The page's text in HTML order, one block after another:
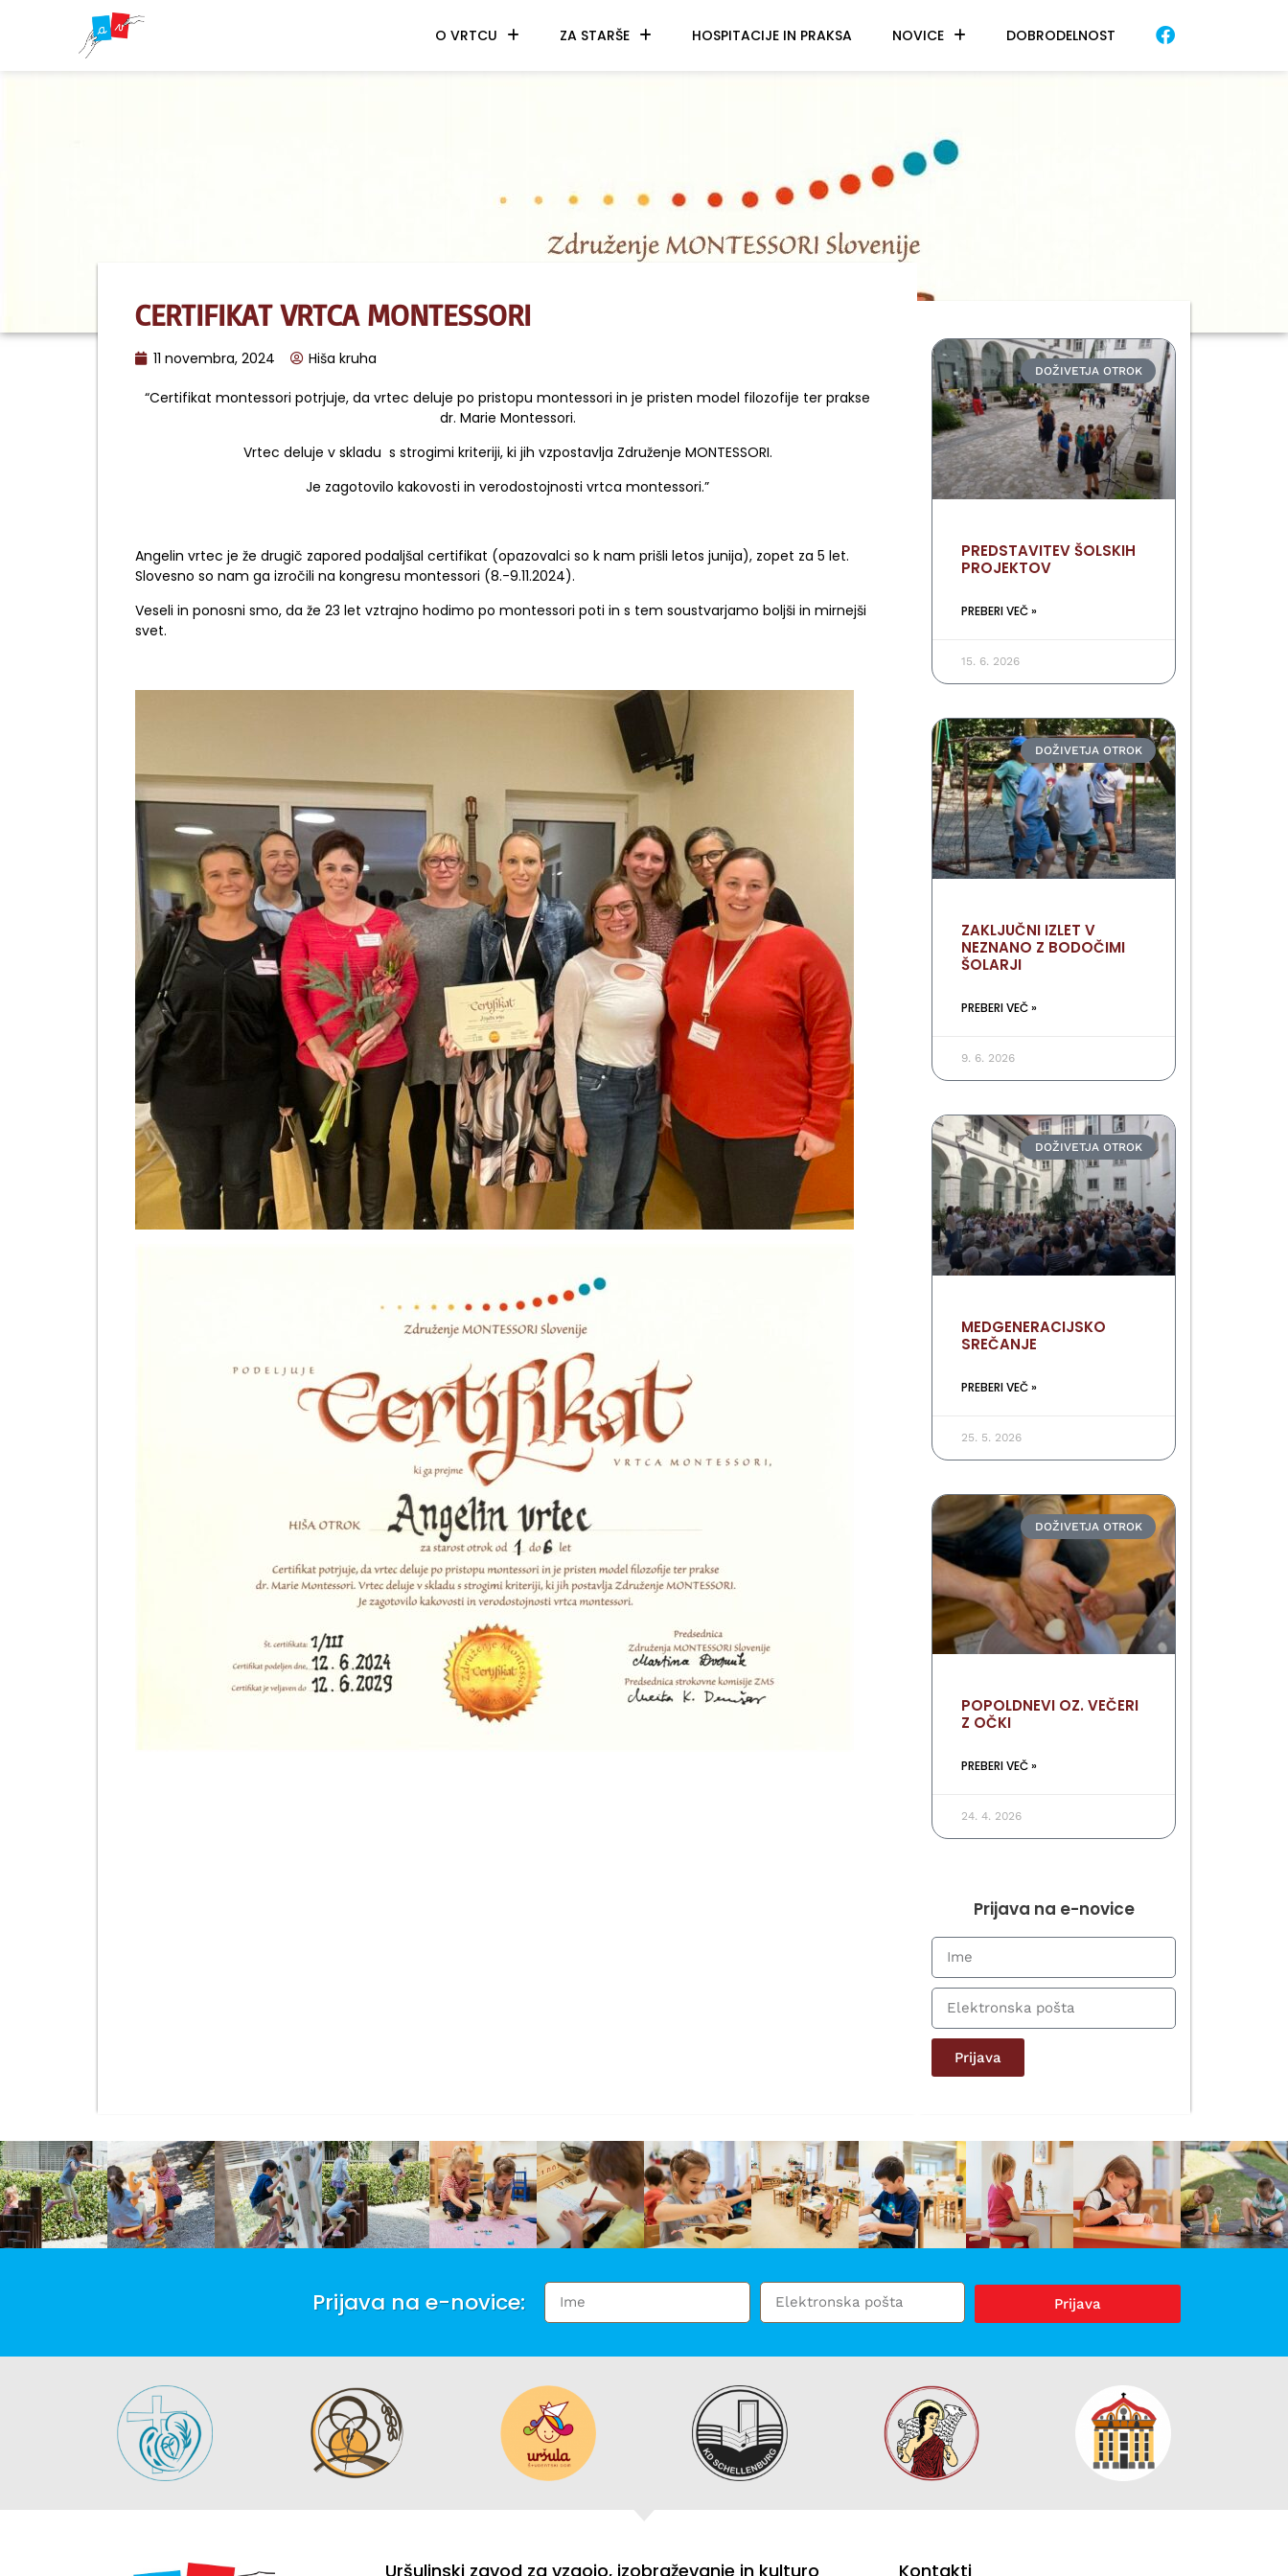
O VRTCU ZA STARŠE HOSPITACIJE IN PRAKSA NOVICE DOBRODELNOST
CERTIFIKAT VRTCA MONTESSORI
11 novembra, 2024 Hiša kruha
“Certifikat montessori potrjuje, da vrtec deluje po pristopu montessori in je pristen model filozofije ter prakse
dr. Marie Montessori.
Vrtec deluje v skladu s strogimi kriteriji, ki jih vzpostavlja Združenje MONTESSORI.
Je zagotovilo kakovosti in verodostojnosti vrtca montessori.”
Angelin vrtec je že drugič zapored podaljšal certifikat (opazovalci so k nam prišli letos junija), zopet za 5 let.
Slovesno so nam ga izročili na kongresu montessori (8.-9.11.2024).
Veseli in ponosni smo, da že 23 let vztrajno hodimo po montessori poti in s tem soustvarjamo boljši in mirnejši
svet.
DOŽIVETJA OTROK
PREDSTAVITEV ŠOLSKIH
PROJEKTOV
PREBERI VEČ »
15. 6. 2026
DOŽIVETJA OTROK
ZAKLJUČNI IZLET V
NEZNANO Z BODOČIMI
ŠOLARJI
PREBERI VEČ »
9. 6. 2026
DOŽIVETJA OTROK
MEDGENERACIJSKO
SREČANJE
PREBERI VEČ »
25. 5. 2026
DOŽIVETJA OTROK
POPOLDNEVI OZ. VEČERI
Z OČKI
PREBERI VEČ »
24. 4. 2026
Prijava na e-novice
Prijava
Prijava na e-novice: Prijava
Uršulinski zavod za vzgojo, izobraževanje in kulturo Kontakti